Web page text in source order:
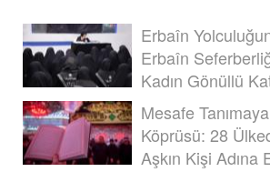
Erbaîn
Erbaîn
Kadın Gönüllü
Mesafe
Köprüsü: 28
Aşkın Kişi Adına